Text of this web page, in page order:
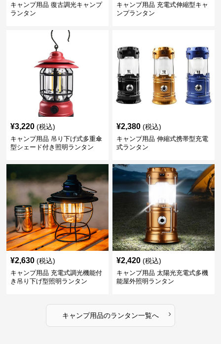
キャンプ用品 復古調光キャンプ
ランタン
キャンプ用品 充電式伸縮型キャ
ンプランタン
¥3,220 (税込)
キャンプ用品 吊り下げ式多重傘
型シェード付き照明ランタン
¥2,380 (税込)
キャンプ用品 伸縮式携帯型充電
式ランタン
¥2,630 (税込)
キャンプ用品 充電式調光機能付
き吊り下げ型照明ランタン
¥2,420 (税込)
キャンプ用品 太陽光充電式多機
能屋外照明ランタン
キャンプ用品のランタン一覧へ ›